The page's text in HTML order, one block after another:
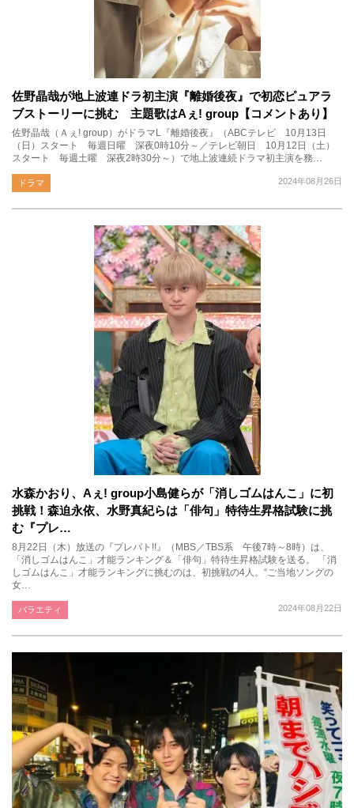
佐野晶哉が地上波連ドラ初主演『離婚後夜』で初恋ピュアラ
ブストーリーに挑む 主題歌はAぇ! group【コメントあり】
佐野晶哉（Ａぇ! group）がドラマL『離婚後夜』（ABCテレビ 10月13日
（日）スタート 毎週日曜 深夜0時10分～／テレビ朝日 10月12日（土）
スタート 毎週土曜 深夜2時30分～）で地上波連続ドラマ初主演を務…
2024年08月26日
ドラマ
水森かおり、Aぇ! group小島健らが「消しゴムはんこ」に初
挑戦！森迫永依、水野真紀らは「俳句」特待生昇格試験に挑
む『プレ…
8月22日（木）放送の『プレバト!!』（MBS／TBS系 午後7時～8時）は、
「消しゴムはんこ」才能ランキング＆「俳句」特待生昇格試験を送る。 「消
しゴムはんこ」才能ランキングに挑むのは、初挑戦の4人。“ご当地ソングの
女…
2024年08月22日
バラエティ